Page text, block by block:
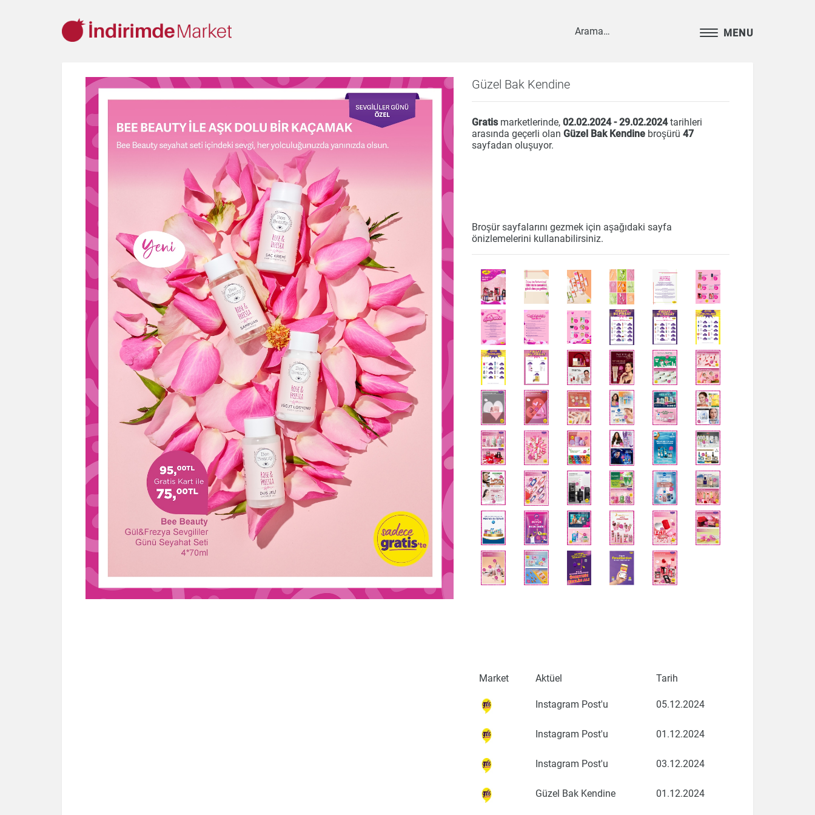
MENU
Aksesuar
Çay & Kahve & Şeker
Cep Telefonu
Elektronik
Ev & Dekorasyon
Gezi & Seyahat Giyim Hazır Soslar Hazır Yemekler Hobi İçecekler
Kişisel Bakım
Kitap & Dergi Konserve Küçük Ev Aletleri Meyve & Sebze Mutfak Ürünleri
Temizlik Un & Şeker & Yağ
Güzel Bak Kendine
Gratismarketlerinde, 02.02.2024 - 29.02.2024tarihleri
arasında geçerli olan Güzel Bak Kendine broşürü 47
sayfadan oluşuyor.
Broşür sayfalarını gezmek için aşağıdaki sayfa
önizlemelerini kullanabilirsiniz.
Market Aktüel Tarih
Instagram Post'u 05.12.2024
Instagram Post'u 01.12.2024
Instagram Post'u 03.12.2024
Güzel Bak Kendine 01.12.2024